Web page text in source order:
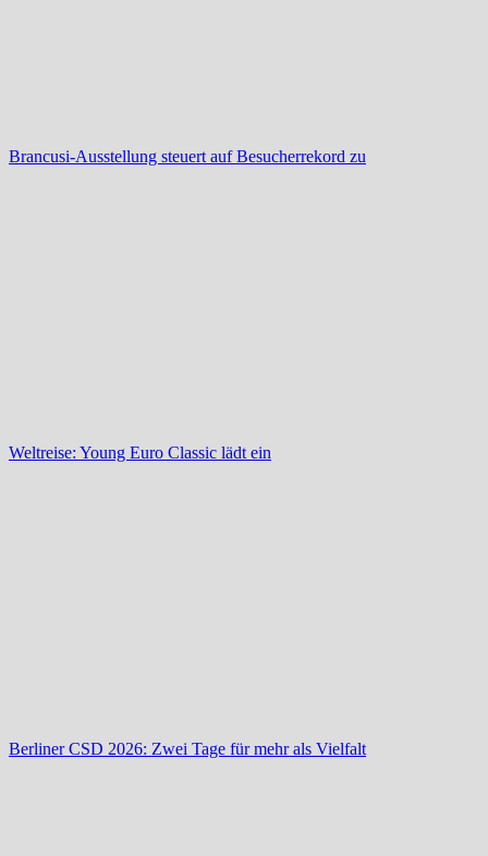
Brancusi-Ausstellung steuert auf Besucherrekord zu
Weltreise: Young Euro Classic lädt ein
Berliner CSD 2026: Zwei Tage für mehr als Vielfalt